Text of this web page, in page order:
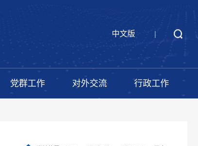
中文版 |
党群工作 对外交流 行政工作